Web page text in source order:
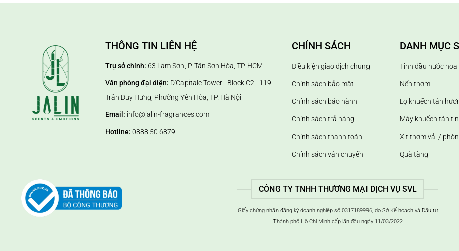
THÔNG TIN LIÊN HỆ
Trụ sở chính: 63 Lam Sơn, P. Tân Sơn Hòa, TP. HCM
Văn phòng đại diện: D'Capitale Tower - Block C2 - 119
Trần Duy Hưng, Phường Yên Hòa, TP. Hà Nội
Email: info@jalin-fragrances.com
Hotline: 0888 50 6879
CHÍNH SÁCH
Điều kiện giao dịch chung
Chính sách bảo mật
Chính sách bảo hành
Chính sách trả hàng
Chính sách thanh toán
Chính sách vận chuyển
DANH MỤC
Tinh dầu nước hoa
Nến thơm
Lọ khuếch tán
Máy khuếch tán
Xịt thơm vải /
Quà tặng
CÔNG TY TNHH THƯƠNG MẠI DỊCH VỤ SVL
Giấy chứng nhận đăng ký doanh nghiệp số 0317189996, do Sở Kế hoạch và Đầu tư
Thành phố Hồ Chí Minh cấp lần đầu ngày 11/03/2022